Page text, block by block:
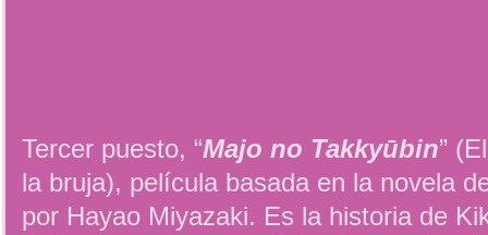
Tercer puesto, “Majo no Takkyūbin”
la bruja), película basada en la novela
por Hayao Miyazaki. Es la historia de